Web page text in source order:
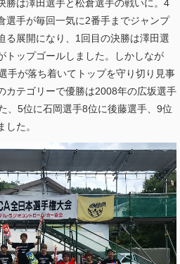
勝は澤田選手と松倉選手の戦いに。4
選手が毎回一気に2番手までジャンプ
る展開になり、1回目の決勝は澤田選
トップゴールしました。しかしなが
手が落ち着いてトップを守り切り見事
カテゴリーで優勝は2008年の広坂選手
、5位に石岡選手8位に後藤選手、9位
た。